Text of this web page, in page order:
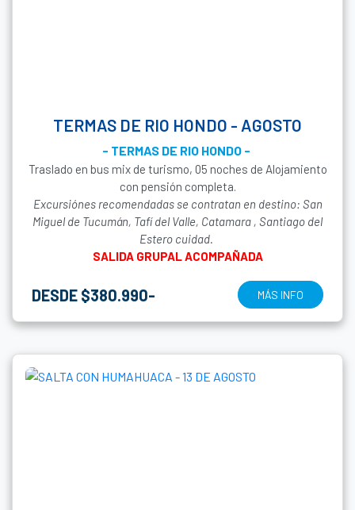
TERMAS DE RIO HONDO - AGOSTO
- TERMAS DE RIO HONDO -
Traslado en bus mix de turismo, 05 noches de Alojamiento
con pensión completa.
Excursiónes recomendadas se contratan en destino: San
Miguel de Tucumán, Tafí del Valle, Catamara , Santiago del
Estero cuidad.
SALIDA GRUPAL ACOMPAÑADA
DESDE $380.990- MÁS INFO